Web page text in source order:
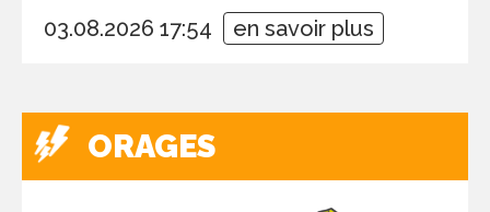
03.08.2026 17:54 en savoir plus
ORAGES